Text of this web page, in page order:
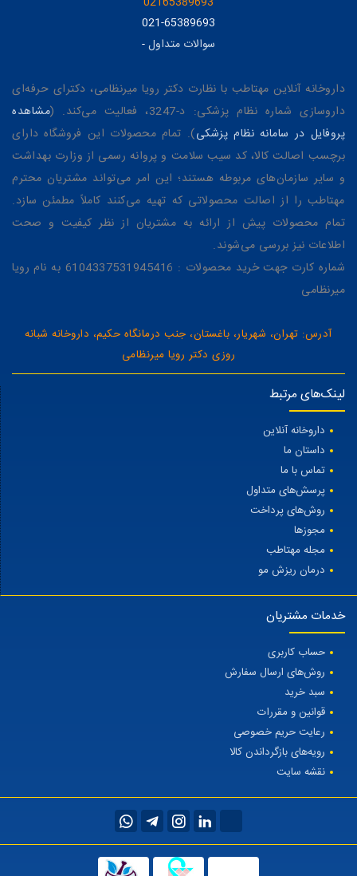
021-65389693
سوالات متداول-
داروخانه آنلاین مهتاطب با نظارت دکتر رویا میرنظامی، دکترای حرفه‌ای
داروسازی شماره نظام پزشکی: د-3247، فعالیت می‌کند. (
مشاهده
پروفایل در سامانه نظام پزشکی). تمام محصولات این فروشگاه دارای
برچسب اصالت کالا، کد سیب سلامت و پروانه رسمی از وزارت بهداشت
و سایر سازمان‌های مربوطه هستند؛ این امر می‌تواند مشتریان محترم
مهتاطب را از اصالت محصولاتی که تهیه می‌کنند کاملاً مطمئن سازد.
تمام محصولات پیش از ارائه به مشتریان از نظر کیفیت و صحت
اطلاعات نیز بررسی می‌شوند.
شماره کارت جهت خرید محصولات : 6104337531945416 به نام رویا
میرنظامی
آدرس: تهران، شهریار، باغستان، جنب درمانگاه حکیم، داروخانه شبانه
روزی دکتر رویا میرنظامی
لینک‌های مرتبط
داروخانه آنلاین
داستان ما
تماس با ما
پرسش‌های متداول
روش‌های پرداخت
مجوزها
مجله مهتاطب
درمان ریزش مو
خدمات مشتریان
حساب کاربری
روش‌های ارسال سفارش
سبد خرید
قوانین و مقررات
رعایت حریم خصوصی
رویه‌های بازگرداندن کالا
نقشه سایت